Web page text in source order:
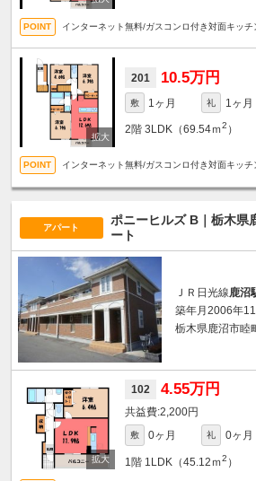
インターネット無料/ガスコンロ付き対面キッ
201 10.5万円
敷 1ヶ月 礼 1ヶ月
2階 3LDK（69.54ｍ2 ）
インターネット無料/ガスコンロ付き対面キッ
アパート
ポニーヒルズ B｜栃木県
ート
ＪＲ日光線鹿沼
築年月2006年
栃木県鹿沼市睦
102 4.55万円
2,200円
敷 0ヶ月 礼 0ヶ月
1階 1LDK（45.12ｍ2 ）